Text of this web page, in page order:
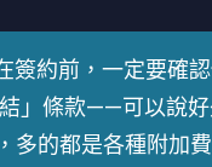
簽約前，一定要確
」條款——可以說
多的都是各種附加